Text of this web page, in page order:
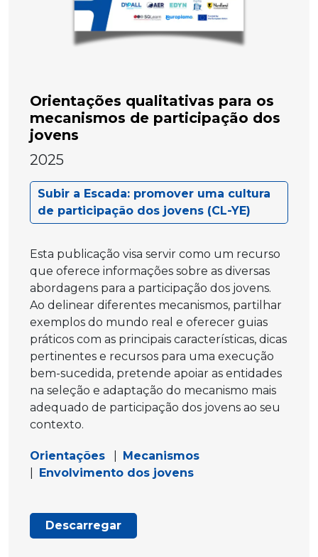
Orientações qualitativas para os
mecanismos de participação dos
jovens
2025
Subir a Escada: promover uma cultura
de participação dos jovens (CL-YE)
Esta publicação visa servir como um recurso
que oferece informações sobre as diversas
abordagens para a participação dos jovens.
Ao delinear diferentes mecanismos, partilhar
exemplos do mundo real e oferecer guias
práticos com as principais características, dicas
pertinentes e recursos para uma execução
bem-sucedida, pretende apoiar as entidades
na seleção e adaptação do mecanismo mais
adequado de participação dos jovens ao seu
contexto.
Orientações
Mecanismos
Envolvimento dos jovens
Descarregar